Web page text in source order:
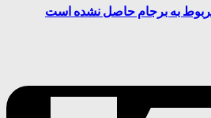
به برجام حاصل نشده است